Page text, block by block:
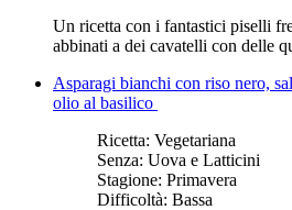
Un ricetta con i fantastici piselli
abbinati a dei cavatelli con delle
Asparagi bianchi con riso nero,
olio al basilico
Ricetta: Vegetariana
Senza: Uova e Latticini
Stagione: Primavera
Difficoltà: Bassa